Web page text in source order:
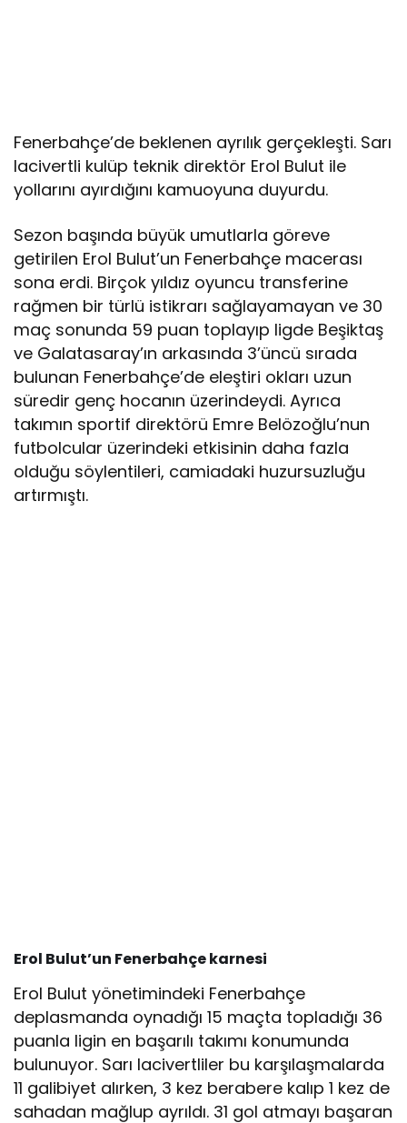
Fenerbahçe’de beklenen ayrılık gerçekleşti. Sarı
lacivertli kulüp teknik direktör Erol Bulut ile
yollarını ayırdığını kamuoyuna duyurdu.
Sezon başında büyük umutlarla göreve
getirilen Erol Bulut’un Fenerbahçe macerası
sona erdi. Birçok yıldız oyuncu transferine
rağmen bir türlü istikrarı sağlayamayan ve 30
maç sonunda 59 puan toplayıp ligde Beşiktaş
ve Galatasaray’ın arkasında 3’üncü sırada
bulunan Fenerbahçe’de eleştiri okları uzun
süredir genç hocanın üzerindeydi. Ayrıca
takımın sportif direktörü Emre Belözoğlu’nun
futbolcular üzerindeki etkisinin daha fazla
olduğu söylentileri, camiadaki huzursuzluğu
artırmıştı.
Erol Bulut’un Fenerbahçe karnesi
Erol Bulut yönetimindeki Fenerbahçe
deplasmanda oynadığı 15 maçta topladığı 36
puanla ligin en başarılı takımı konumunda
bulunuyor. Sarı lacivertliler bu karşılaşmalarda
11 galibiyet alırken, 3 kez berabere kalıp 1 kez de
sahadan mağlup ayrıldı. 31 gol atmayı başaran